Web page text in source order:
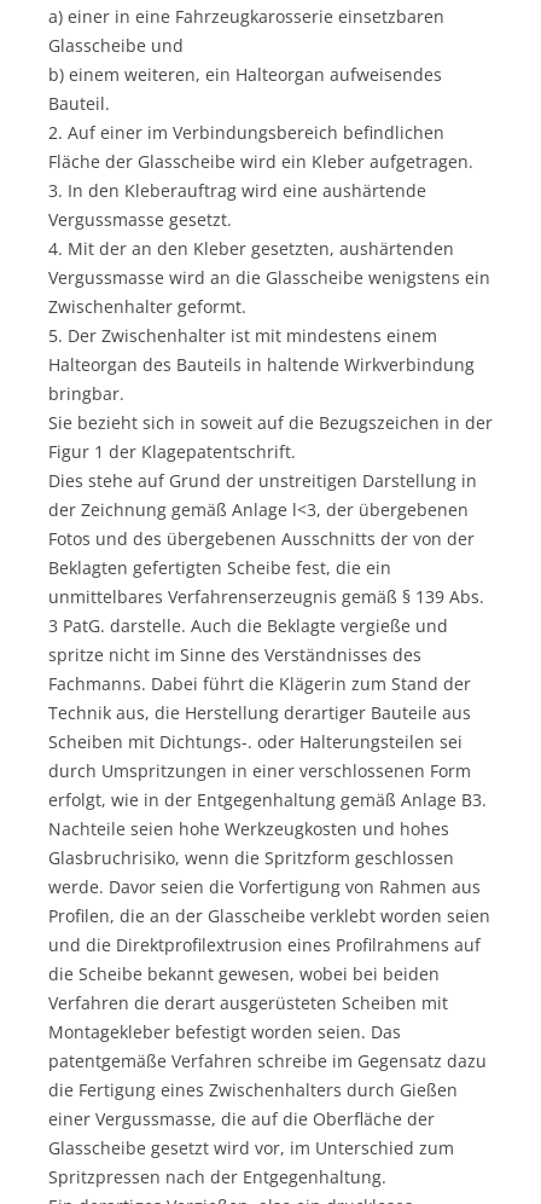
a) einer in eine Fahrzeugkarosserie einsetzbaren
Glasscheibe und
b) einem weiteren, ein Halteorgan aufweisendes
Bauteil.
2. Auf einer im Verbindungsbereich befindlichen
Fläche der Glasscheibe wird ein Kleber aufgetragen.
3. In den Kleberauftrag wird eine aushärtende
Vergussmasse gesetzt.
4. Mit der an den Kleber gesetzten, aushärtenden
Vergussmasse wird an die Glasscheibe wenigstens ein
Zwischenhalter geformt.
5. Der Zwischenhalter ist mit mindestens einem
Halteorgan des Bauteils in haltende Wirkverbindung
bringbar.
Sie bezieht sich in soweit auf die Bezugszeichen in der
Figur 1 der Klagepatentschrift.
Dies stehe auf Grund der unstreitigen Darstellung in
der Zeichnung gemäß Anlage l<3, der übergebenen
Fotos und des übergebenen Ausschnitts der von der
Beklagten gefertigten Scheibe fest, die ein
unmittelbares Verfahrenserzeugnis gemäß § 139 Abs.
3 PatG. darstelle. Auch die Beklagte vergieße und
spritze nicht im Sinne des Verständnisses des
Fachmanns. Dabei führt die Klägerin zum Stand der
Technik aus, die Herstellung derartiger Bauteile aus
Scheiben mit Dichtungs-. oder Halterungsteilen sei
durch Umspritzungen in einer verschlossenen Form
erfolgt, wie in der Entgegenhaltung gemäß Anlage B3.
Nachteile seien hohe Werkzeugkosten und hohes
Glasbruchrisiko, wenn die Spritzform geschlossen
werde. Davor seien die Vorfertigung von Rahmen aus
Profilen, die an der Glasscheibe verklebt worden seien
und die Direktprofilextrusion eines Profilrahmens auf
die Scheibe bekannt gewesen, wobei bei beiden
Verfahren die derart ausgerüsteten Scheiben mit
Montagekleber befestigt worden seien. Das
patentgemäße Verfahren schreibe im Gegensatz dazu
die Fertigung eines Zwischenhalters durch Gießen
einer Vergussmasse, die auf die Oberfläche der
Glasscheibe gesetzt wird vor, im Unterschied zum
Spritzpressen nach der Entgegenhaltung.